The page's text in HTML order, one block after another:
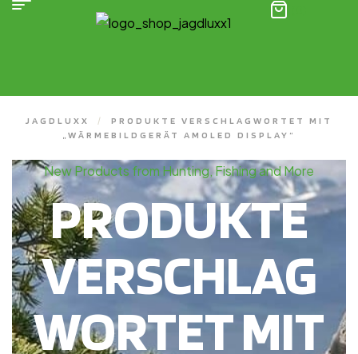
JAGDLUXX /
PRODUKTE VERSCHLAGWORTET MIT
„WÄRMEBILDGERÄT AMOLED DISPLAY“
New Products from Hunting, Fishing and More
PRODUKTE
VERSCHLAG
WORTET MIT